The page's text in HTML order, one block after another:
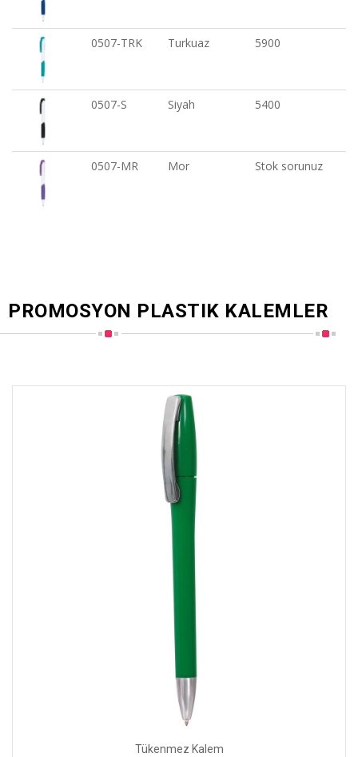
0507-TRK Turkuaz 5900
0507-S Siyah 5400
0507-MR Mor Stok sorunuz
PROMOSYON PLASTIK KALEMLER
Tükenmez Kalem